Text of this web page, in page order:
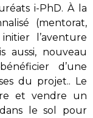
i-PhD. À la
(mentorat,
l’aventure
aussi, nouveau
d’une
du projet.. Le
et vendre un
le sol pour